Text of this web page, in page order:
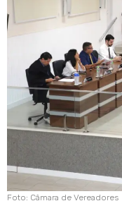
Foto: Câmara de Vereadores